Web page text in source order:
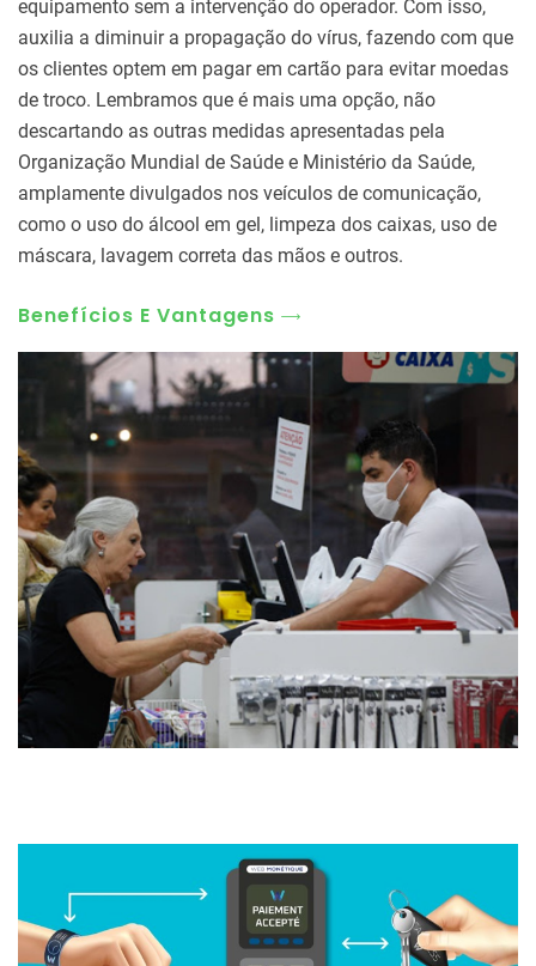
equipamento sem a intervenção do operador. Com isso,
auxilia a diminuir a propagação do vírus, fazendo com que
os clientes optem em pagar em cartão para evitar moedas
de troco. Lembramos que é mais uma opção, não
descartando as outras medidas apresentadas pela
Organização Mundial de Saúde e Ministério da Saúde,
amplamente divulgados nos veículos de comunicação,
como o uso do álcool em gel, limpeza dos caixas, uso de
máscara, lavagem correta das mãos e outros.
Benefícios E Vantagens